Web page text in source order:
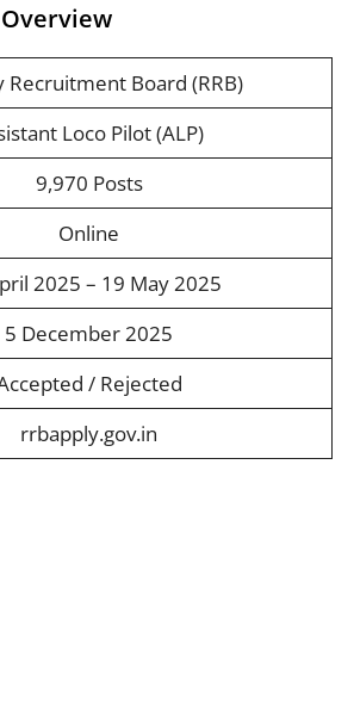
Recruitment Board (RRB)
Loco Pilot (ALP)
9,970 Posts
Online
2025 – 19 May 2025
5 December 2025
/ Rejected
rrbapply.gov.in